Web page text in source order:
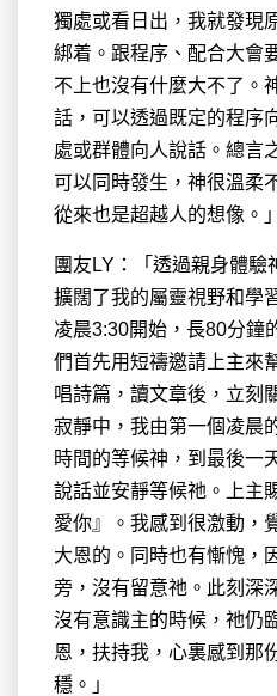
獨處或看日出，我就發現
綁着。跟程序、配合大會
不上也沒有什麼大不了。
話，可以透過既定的程序
處或群體向人說話。總言
可以同時發生，神很溫柔
從來也是超越人的想像。」
團友LY：「透過親身體
擴闊了我的屬靈視野和學
凌晨3:30開始，長80分鐘
們首先用短禱邀請上主來
唱詩篇，讀文章後，立刻
寂靜中，我由第一個凌晨
時間的等候神，到最後一
說話並安靜等候祂。上主
愛你』。我感到很激動，
大恩的。同時也有慚愧，
旁，沒有留意祂。此刻深
沒有意識主的時候，祂仍
恩，扶持我，心裏感到那
穩。」